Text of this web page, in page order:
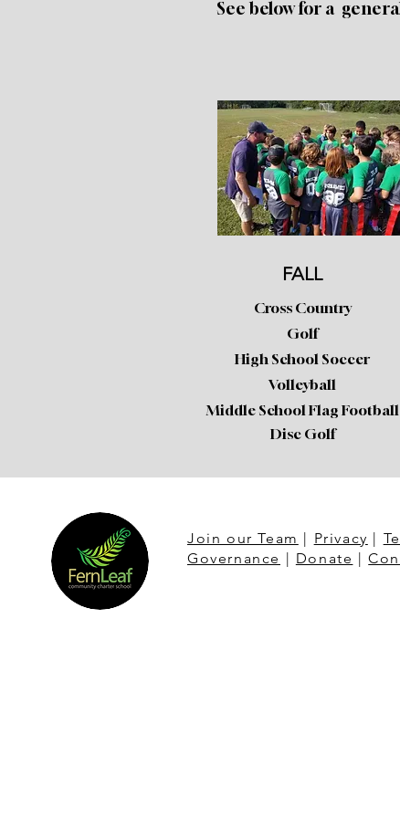
See below for a
FALL
Cross Country
Golf
High School Soccer
Volleyball
Middle School Flag Football
Disc Golf
Join our Team | Privacy |
Governance | Donate |